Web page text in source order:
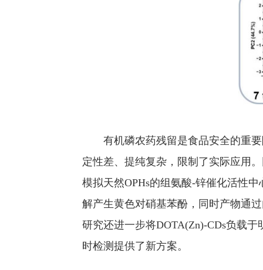
有机磷农药残留是食品安全的重
定性差、提纯复杂，限制了实际应用
模拟天然OPHs的组氨酸-锌催化活性
解产生黄色对硝基苯酚，同时产物通
研究还进一步将DOTA(Zn)-CDs负载
时检测提供了新方案。